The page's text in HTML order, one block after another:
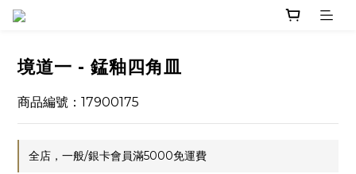
境道一 - 錳釉四角皿
商品編號：17900175
全店，一般/銀卡會員滿5000免運費